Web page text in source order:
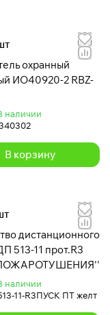
охранный
наличии
В корзину
дистанционного
513-11 прот.R3
наличии
11-R3ПУСК ПТ желт